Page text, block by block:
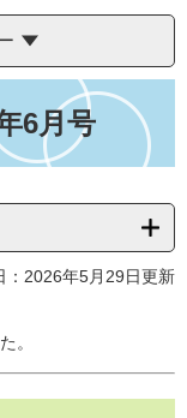
6月号
：2026年5月29日更新
。